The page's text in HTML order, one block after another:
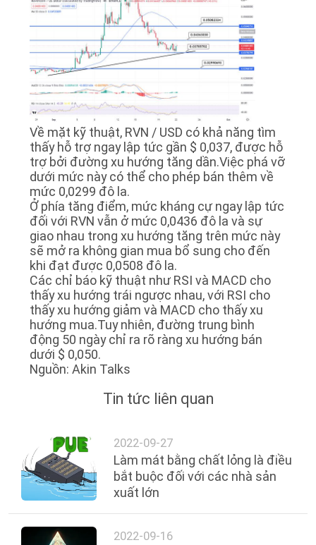
Về mặt kỹ thuật, RVN / USD có khả năng tìm
thấy hỗ trợ ngay lập tức gần $ 0,037, được hỗ
trợ bởi đường xu hướng tăng dần.Việc phá vỡ
dưới mức này có thể cho phép bán thêm về
mức 0,0299 đô la.
Ở phía tăng điểm, mức kháng cự ngay lập tức
đối với RVN vẫn ở mức 0,0436 đô la và sự
giao nhau trong xu hướng tăng trên mức này
sẽ mở ra không gian mua bổ sung cho đến
khi đạt được 0,0508 đô la.
Các chỉ báo kỹ thuật như RSI và MACD cho
thấy xu hướng trái ngược nhau, với RSI cho
thấy xu hướng giảm và MACD cho thấy xu
hướng mua.Tuy nhiên, đường trung bình
động 50 ngày chỉ ra rõ ràng xu hướng bán
dưới $ 0,050.
Nguồn: Akin Talks
Tin tức liên quan
2022-09-27
Làm mát bằng chất lỏng là điều
bắt buộc đối với các nhà sản
xuất lớn
2022-09-16